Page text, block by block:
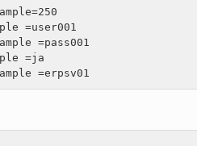
=user001
=pass001
=ja